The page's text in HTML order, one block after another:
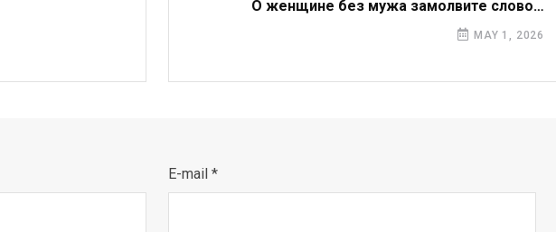
О женщине без мужа замолвите слово…
MAY 1, 2026
E-mail *